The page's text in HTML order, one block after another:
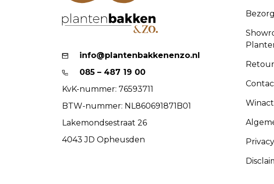
info@plantenbakkenenzo.nl
085 – 487 19 00
KvK-nummer: 76593711
BTW-nummer: NL860691871B01
Lakemondsestraat 26
4043 JD Opheusden